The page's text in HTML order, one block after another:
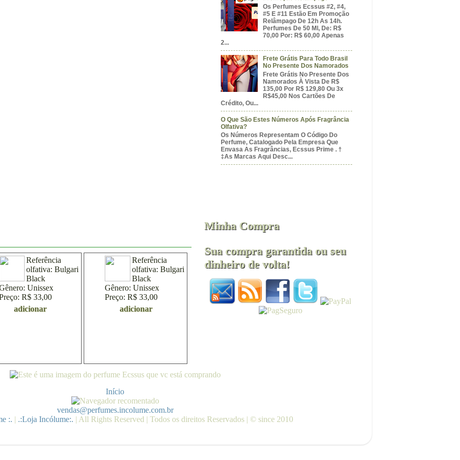
Os Perfumes Ecssus #2, #4,
#5 E #11 Estão Em Promoção
Relâmpago De 12h As 14h.
Perfumes De 50 Ml, De: R$
70,00 Por: R$ 60,00 Apenas
2...
Frete Grátis Para Todo Brasil
No Presente Dos Namorados
Frete Grátis No Presente Dos
Namorados À Vista De R$
135,00 Por R$ 129,80 Ou 3x
R$45,00 Nos Cartões De
Crédito, Ou...
O Que São Estes Números Após Fragrância
Olfativa?
Os Números Representam O Código Do
Perfume, Catalogado Pela Empresa Que
Envasa As Fragrâncias, Ecssus Prime . †
‡As Marcas Aqui Desc...
Referência
olfativa: Bulgari
Black
Unissex
R$ 33,00
adicionar
Referência
olfativa: Bulgari
Black
Gênero: Unissex
Preço: R$ 33,00
adicionar
Minha Compra
Sua compra garantida ou seu
dinheiro de volta!
Início
vendas@perfumes.incolume.com.br
:. | .:Loja Incólume:. | All Rights Reserved | Todos os direitos Reservados | © since 2010